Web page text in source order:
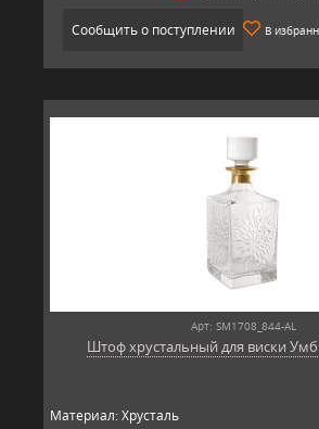
Сообщить о поступлении В
Арт: SM1708_844-AL
Штоф хрустальный для виски
Материал: Хрусталь